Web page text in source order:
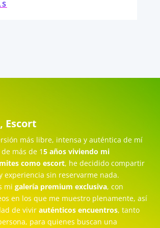
Escort
más libre, intensa y auténtica de mí
más de 15 años viviendo mi
como escort, he decidido compartir
experiencia sin reservarme nada.
migalería premium exclusiva, con
en los que me muestro plenamente, así
de vivirauténticos encuentros, tanto
para quienes buscan una